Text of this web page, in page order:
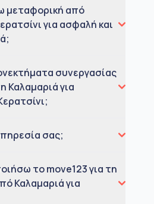
μεταφορική από
για ασφαλή και
συνεργασίας
Καλαμαριά για
σας;
το move123 για τη
Καλαμαριά για